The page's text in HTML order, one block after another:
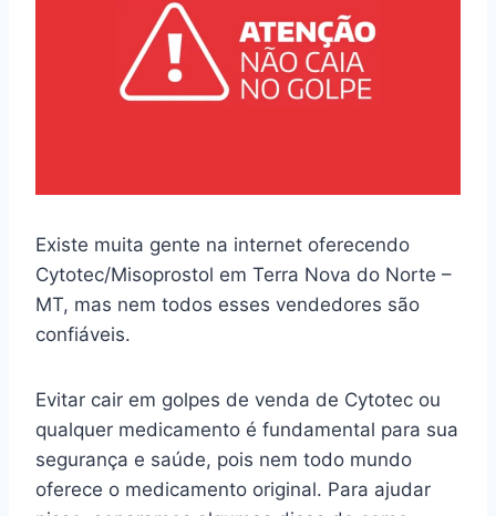
Existe muita gente na internet oferecendo
Cytotec/Misoprostol em Terra Nova do Norte –
MT, mas nem todos esses vendedores são
confiáveis.
Evitar cair em golpes de venda de Cytotec ou
qualquer medicamento é fundamental para sua
segurança e saúde, pois nem todo mundo
oferece o medicamento original. Para ajudar